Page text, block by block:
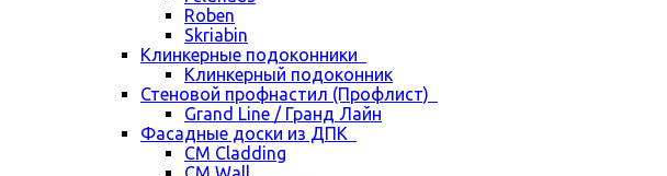
Roben
Skriabin
Клинкерные подоконники
Клинкерный подоконник
Стеновой профнастил (Профлист)
Grand Line / Гранд Лайн
Фасадные доски из ДПК
CM Cladding